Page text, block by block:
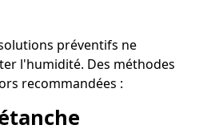
préventifs ne
l'humidité. Des méthodes
recommandées :